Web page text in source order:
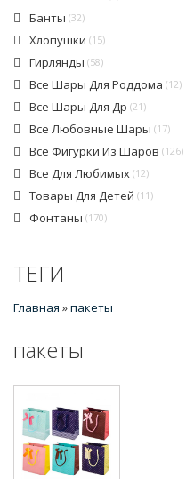
Банты (32)
Хлопушки (15)
Гирлянды (58)
Все Шары Для Роддома (12)
Все Шары Для Др (21)
Все Любовные Шары (17)
Все Фигурки Из Шаров (126)
Все Для Любимых (12)
Товары Для Детей (11)
Фонтаны (170)
ТЕГИ
Главная »пакеты
пакеты